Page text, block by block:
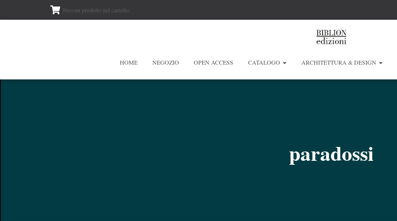
Nessun prodotto nel carrello.
HOME NEGOZIO OPEN ACCESS CATALOGO ARCHITETTURA & DESIGN
paradossi